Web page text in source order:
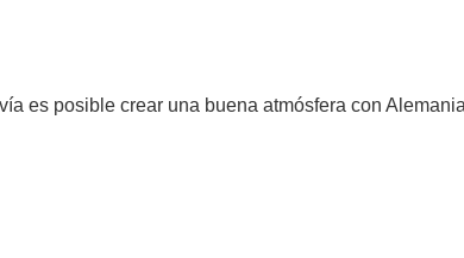
es posible crear una buena atmósfera con